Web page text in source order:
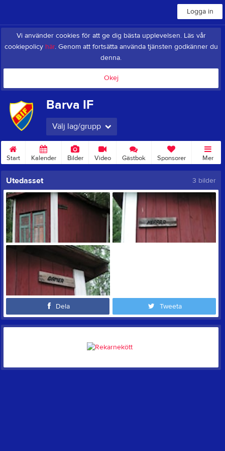
Logga in
Vi använder cookies för att ge dig bästa upplevelsen. Läs vår
cookiepolicy här. Genom att fortsätta använda tjänsten godkänner du
denna.
Okej
Barva IF
Välj lag/grupp
Start Kalender Bilder Video Gästbok Sponsorer Mer
Utedasset 3 bilder
Dela Tweeta